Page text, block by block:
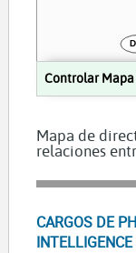
Controlar
Mapa de
relaciones
CARGOS DE